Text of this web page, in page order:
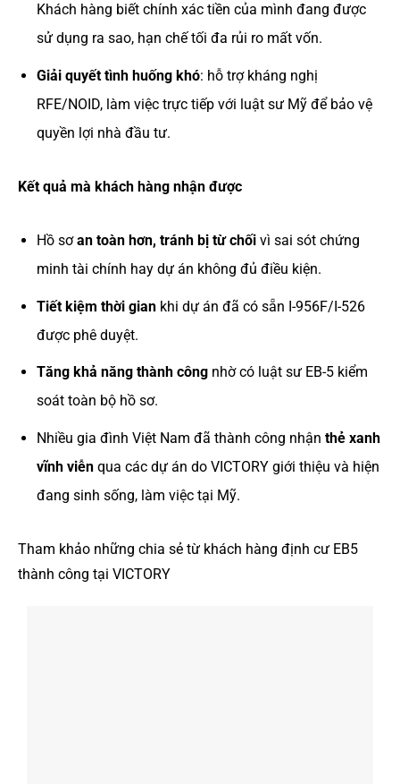
Khách hàng biết chính xác tiền của mình đang được
sử dụng ra sao, hạn chế tối đa rủi ro mất vốn.
Giải quyết tình huống khó: hỗ trợ kháng nghị
RFE/NOID, làm việc trực tiếp với luật sư Mỹ để bảo vệ
quyền lợi nhà đầu tư.
Kết quả mà khách hàng nhận được
Hồ sơan toàn hơn, tránh bị từ chốivì sai sót chứng
minh tài chính hay dự án không đủ điều kiện.
Tiết kiệm thời giankhi dự án đã có sẵn I-956F/I-526
được phê duyệt.
Tăng khả năng thành côngnhờ có luật sư EB-5 kiểm
soát toàn bộ hồ sơ.
Nhiều gia đình Việt Nam đã thành công nhận thẻ xanh
vĩnh viễnqua các dự án do VICTORY giới thiệu và hiện
đang sinh sống, làm việc tại Mỹ.
Tham khảo những chia sẻ từ khách hàng định cư EB5
thành công tại VICTORY